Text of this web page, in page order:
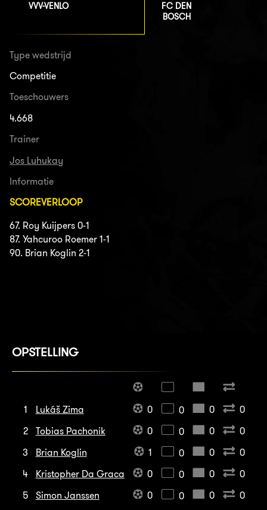
VVV-VENLO
FC DEN
BOSCH
Type wedstrijd
Competitie
Toeschouwers
4.668
Trainer
Jos Luhukay
Informatie
SCOREVERLOOP
67. Roy Kuijpers 0-1
87. Yahcuroo Roemer 1-1
90. Brian Koglin 2-1
OPSTELLING
1 Lukáš Zima 0 0 0
0
2
Tobias Pachonik 0 0 0
0
3
Brian Koglin 1 0 0
0
4
Kristopher Da Graca 0 0 0
0
5
Simon Janssen 0 0 0
0